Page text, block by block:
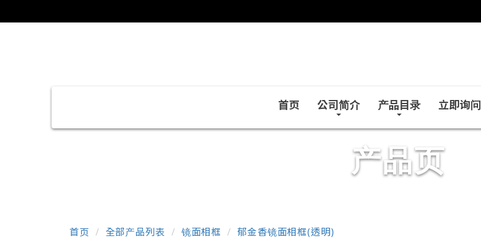
首页 公司简介 产品目录 立即询问
产品页
首页 全部产品列表 镜面相框 郁金香镜面相框(透明)